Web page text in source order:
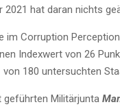
2021 hat daran nichts
im Corruption
Indexwert von 26
180 untersuchten
geführten Militärjunta